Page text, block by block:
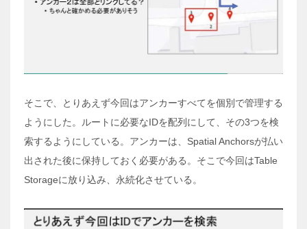
そこで、とりあえず今回はアンカーすべてを個別で管理する
ようにした。ルートに必要なIDを配列にして、その3つを検
索するようにしている。アンカーは、Spatial Anchorsが払い
出された後に保持しておく必要がある。そこで今回はTable
Storageに放り込み、永続化させている。